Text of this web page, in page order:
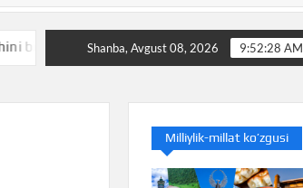
Baliq nimani anglatishini bilasizmi
Shanba, Avgust 08, 2026 9:52:29 AM
Milliylik-millat ko’zgusi